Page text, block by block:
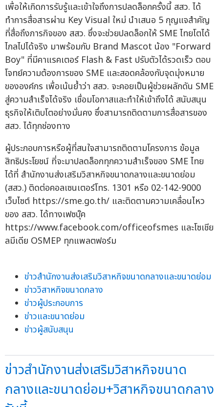
เพื่อให้เกิดการรับรู้และเข้าใจถึงการปลดล็อกครั้งนี้ สสว. ได้
ทำการสื่อสารผ่าน Key Visual ใหม่ นำเสนอ 5 กุญแจสำคัญ
ที่สื่อถึงภารกิจของ สสว. ซึ่งจะช่วยปลดล็อกให้ SME ไทยโตได้
ไกลไปได้จริง มาพร้อมกับ Brand Mascot น้อง "Forward
Boy" ที่มีคาแรคเตอร์ Flash & Fast ปรับตัวได้รวดเร็ว ตอบ
โจทย์ความต้องการของ SME และสอดคล้องกับจุดมุ่งหมาย
ขององค์กร เพื่อเน้นย้ำว่า สสว. จะคอยเป็นผู้ช่วยผลักดัน SME
สู่ความสำเร็จได้จริง เชื่อมโอกาสและทำให้เข้าถึงได้ สนับสนุน
ธุรกิจให้เติบโตอย่างมั่นคง ซึ่งสามารถติดตามการสื่อสารของ
สสว. ได้ทุกช่องทาง
ผู้ประกอบการหรือผู้ที่สนใจสามารถติดตามโครงการ ข้อมูล
สิทธิประโยชน์ ที่จะมาปลดล็อกทุกความสำเร็จของ SME ไทย
ได้ที่ สำนักงานส่งเสริมวิสาหกิจขนาดกลางและขนาดย่อม
(สสว.) ติดต่อคอลเซนเตอร์โทร. 1301 หรือ 02-142-9000
เว็บไซต์ https://sme.go.th/ และติดตามความเคลื่อนไหว
ของ สสว. ได้ทางเฟซบุ๊ค
https://www.facebook.com/officeofsmes และโซเชีย
ลมีเดีย OSMEP ทุกแพลตฟอร์ม
ข่าวสำนักงานส่งเสริมวิสาหกิจขนาดกลางและขนาดย่อม
ข่าววิสาหกิจขนาดกลาง
ข่าวผู้ประกอบการ
ข่าวและขนาดย่อม
ข่าวผู้สนับสนุน
ข่าวสำนักงานส่งเสริมวิสาหกิจขนาด
กลางและขนาดย่อม+วิสาหกิจขนาดกลาง